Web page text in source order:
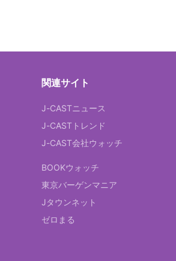
関連サイト
J-CASTニュース
J-CASTトレンド
J-CAST会社ウォッチ
BOOKウォッチ
東京バーゲンマニア
Jタウンネット
ゼロまる